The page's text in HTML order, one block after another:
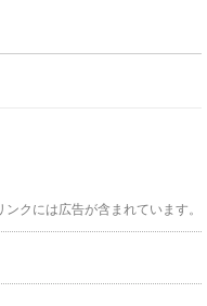
ンクには広告が含まれています。